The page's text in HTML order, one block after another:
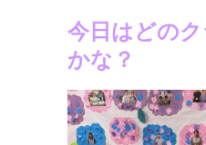
今日はどの
かな？